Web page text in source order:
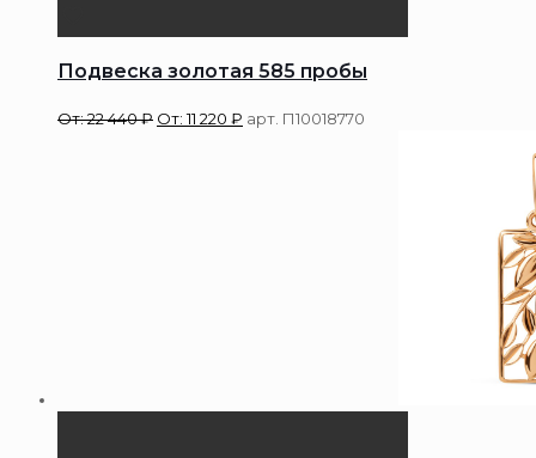
Подвеска золотая 585 пробы
От:22 440₽ От:11 220 ₽ арт. П10018770